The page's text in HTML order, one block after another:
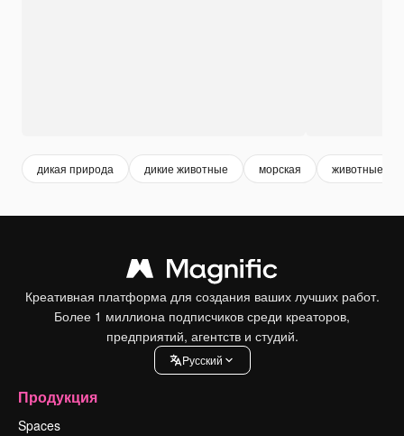
дикая природа дикие животные морская животные
Креативная платформа для создания ваших лучших работ.
Более 1 миллиона подписчиков среди креаторов,
предприятий, агентств и студий.
Pусский
Продукция
Spaces